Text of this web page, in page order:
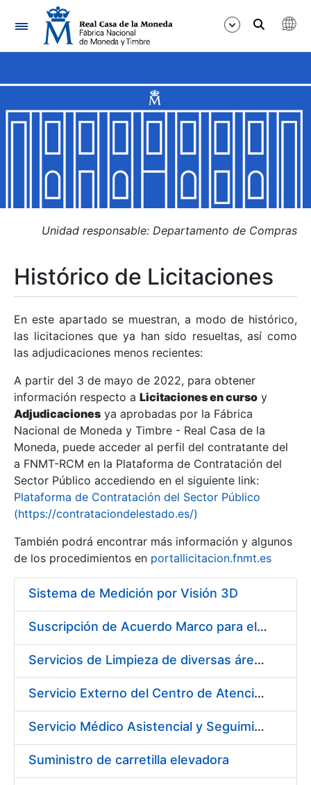
Navegación
Mostrar/Ocultar
Mostrar/Ocultar
Mostrar/Ocultar
Mostrar/Ocultar
Mostrar/Ocultar
Mostrar/Ocultar
Unidad responsable: Departamento de Compras
Histórico de Licitaciones
En este apartado se muestran, a modo de histórico,
las licitaciones que ya han sido resueltas, así como
las adjudicaciones menos recientes:
A partir del 3 de mayo de 2022, para obtener
información respecto a Licitaciones en curso y
Adjudicaciones ya aprobadas por la Fábrica
Nacional de Moneda y Timbre - Real Casa de la
Moneda, puede acceder al perfil del contratante del
a FNMT-RCM en la Plataforma de Contratación del
Sector Público accediendo en el siguiente link:
Plataforma de Contratación del Sector Público
(https://contrataciondelestado.es/)
También podrá encontrar más información y algunos
de los procedimientos en portallicitacion.fnmt.es
Sistema de Medición por Visión 3D
Suscripción de Acuerdo Marco para el Suministro de Material de Herramienta y Materiales Específicos para Mecanizados
Servicios de Limpieza de diversas áreas y edificios de la Fábrica, Servicio de Acarreo de mobiliario y enseres y Mantenimiento de las Zonas Ajardinadas para la Fábrica de Papel de Burgos de la Fábrica Nacional de Moneda y Timbre – Real Casa de la Moneda
Servicio Externo del Centro de Atención Telefónica (CAT) de la Fábrica Nacional de Moneda y Timbre-Real Casa de la Moneda (Ceres, DNI Electrónico, Revocación/Suspensión/Cancelación de la Suspensión, Devolución, SNE y Trazabilidad del Tabaco)
Servicio Médico Asistencial y Seguimiento del Absentismo Laboral para la Fábrica Nacional de Moneda y Timbre – Real Casa de la Moneda en Burgos
Suministro de carretilla elevadora